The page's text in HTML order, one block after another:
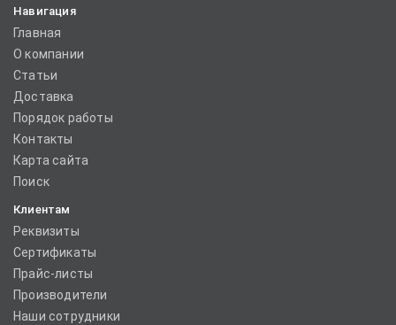
Навигация
Главная
О компании
Статьи
Доставка
Порядок работы
Контакты
Карта сайта
Поиск
Клиентам
Реквизиты
Сертификаты
Прайс-листы
Производители
Наши сотрудники